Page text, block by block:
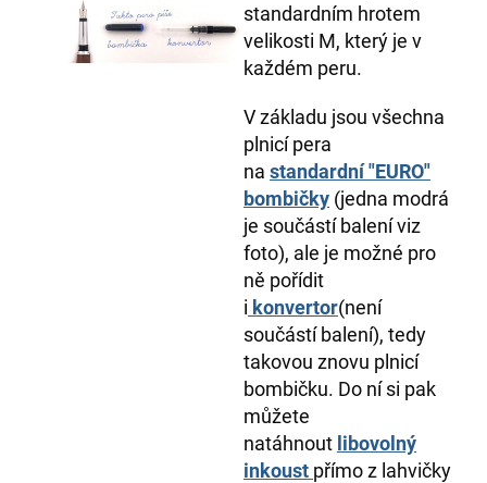
standardním hrotem
velikosti M, který je v
každém peru.
V základu jsou všechna
plnicí pera
na standardní "EURO"
bombičky (jedna modrá
je součástí balení viz
foto), ale je možné pro
ně pořídit
i konvertor(není
součástí balení), tedy
takovou znovu plnicí
bombičku. Do ní si pak
můžete
natáhnout libovolný
inkoust přímo z lahvičky